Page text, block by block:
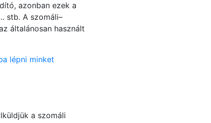
azonban ezek a
stb. A szomáli–
általánosan használt
lépni minket
a szomáli